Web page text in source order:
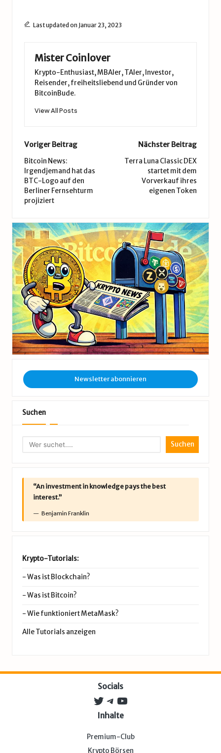
Last updated on Januar 23, 2023
Mister Coinlover
Krypto-Enthusiast, MBAler, TAler, Investor,
Reisender, freiheitsliebend und Gründer von
BitcoinBude.
View All Posts
Post
navigation
Voriger Beitrag
Bitcoin News:
Irgendjemand hat das
BTC-Logo auf den
Berliner Fernsehturm
projiziert
Nächster Beitrag
Terra Luna Classic DEX
startet mit dem
Vorverkauf ihres
eigenen Token
Newsletter abonnieren
Suchen
Suchen
“An investment in knowledge pays the best
interest.”
Benjamin Franklin
Krypto-Tutorials:
-Was ist Blockchain?
-Was ist Bitcoin?
-Wie funktioniert MetaMask?
Alle Tutorials anzeigen
Socials
Twitter
Telegram
YouTube
Inhalte
Premium-Club
Krypto Börsen